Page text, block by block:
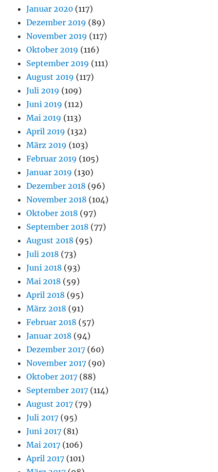
Januar 2020 (117)
Dezember 2019 (89)
November 2019 (117)
Oktober 2019 (116)
September 2019 (111)
August 2019 (117)
Juli 2019 (109)
Juni 2019 (112)
Mai 2019 (113)
April 2019 (132)
März 2019 (103)
Februar 2019 (105)
Januar 2019 (130)
Dezember 2018 (96)
November 2018 (104)
Oktober 2018 (97)
September 2018 (77)
August 2018 (95)
Juli 2018 (73)
Juni 2018 (93)
Mai 2018 (59)
April 2018 (95)
März 2018 (91)
Februar 2018 (57)
Januar 2018 (94)
Dezember 2017 (60)
November 2017 (90)
Oktober 2017 (88)
September 2017 (114)
August 2017 (79)
Juli 2017 (95)
Juni 2017 (81)
Mai 2017 (106)
April 2017 (101)